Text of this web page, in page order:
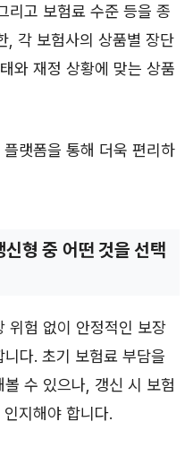
리고 보험료 수준 등을 종
, 각 보험사의 상품별 장단
와 재정 상황에 맞는 상품
랫폼을 통해 더욱 편리하
형 중 어떤 것을 선택
위험 없이 안정적인 보장
다. 초기 보험료 부담을
수 있으나, 갱신 시 보험
지해야 합니다.